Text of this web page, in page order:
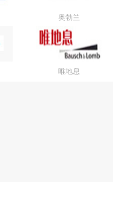
奥勃兰
唯地息